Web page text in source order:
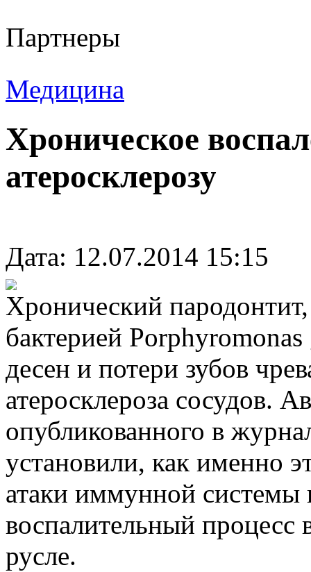
Партнеры
Медицина
Хроническое
атеросклерозу
Дата: 12.07.2014 15:15
Хронический
бактерией
десен и потери зубов
атеросклероза сосудов.
опубликованного в
установили, как именно
атаки иммунной системы
воспалительный процесс
русле.